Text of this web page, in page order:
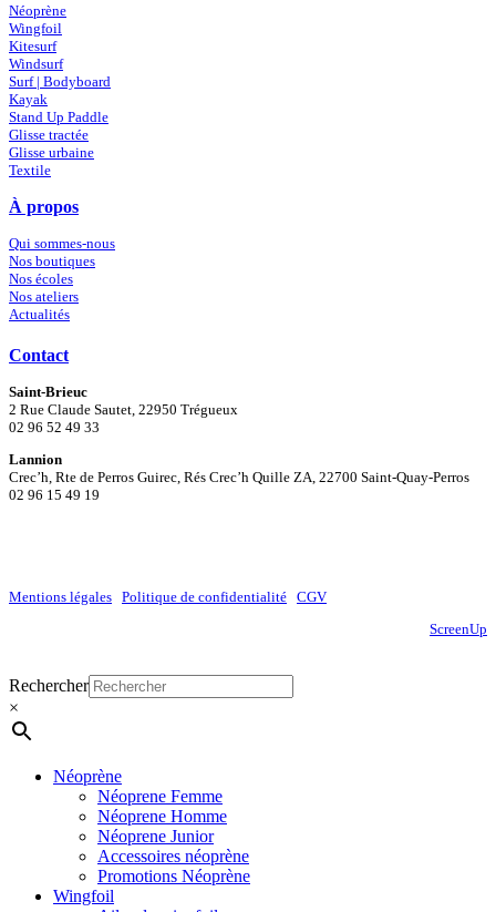
Néoprène
Wingfoil
Kitesurf
Windsurf
Surf | Bodyboard
Kayak
Stand Up Paddle
Glisse tractée
Glisse urbaine
Textile
À propos
Qui sommes-nous
Nos boutiques
Nos écoles
Nos ateliers
Actualités
Contact
Saint-Brieuc
2 Rue Claude Sautet, 22950 Trégueux
02 96 52 49 33
Lannion
Crec’h, Rte de Perros Guirec, Rés Crec’h Quille ZA, 22700 Saint-Quay-Perros
02 96 15 49 19
Mentions légales Politique de confidentialité CGV
ScreenUp
Close
Menu
Rechercher
×
Néoprène
Néoprene Femme
Néoprene Homme
Néoprene Junior
Accessoires néoprène
Promotions Néoprène
Wingfoil